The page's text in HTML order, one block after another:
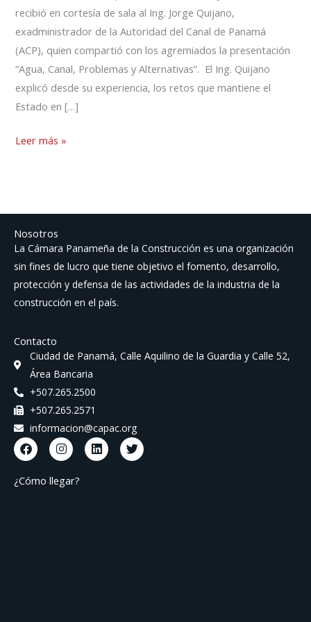
recibió en cortesía de sala al Ing. Jorge Quijano,
exadministrador de la Autoridad del Canal de Panamá
(ACP), quien compartió con los agremiados la presentación
“Agua, Canal, Problemas y Alternativas”. El Ing. Quijano
explicó desde su experiencia, los retos que mantiene el
Estado en […]
Leer más »
Nosotros
La Cámara Panameña de la Construcción es una organización
sin fines de lucro que tiene objetivo el fomento, desarrollo,
protección y defensa de las actividades de la industria de la
construcción en el país.
Contacto
Ciudad de Panamá, Calle Aquilino de la Guardia y Calle 52,
Área Bancaria
+507.265.2500
+507.265.2571
informacion@capac.org
F
a
c
e
b
I
n
s
t
a
L
i
n
T
w
i
¿Cómo llegar?